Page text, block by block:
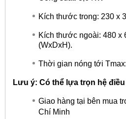
Kích thước trong: 230 x
Kích thước ngoài: 480 x
(WxDxH).
Thời gian nóng tới
Lưu ý: Có thể lựa trọn hệ
Giao hàng tại bên mua
Chí Minh